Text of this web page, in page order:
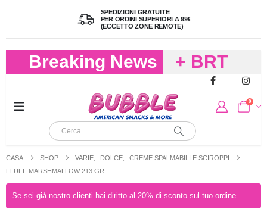
SPEDIZIONI GRATUITE
PER ORDINI SUPERIORI A 99€
(ECCETTO ZONE REMOTE)
Breaking News
+ BRT
FREDDO
PER
0
CASA SHOP VARIE DOLCE
CREME SPALMABILI E SCIROPPI
FLUFF MARSHMALLOW 213 GR
Se sei già nostro clienti hai diritto al 20% di sconto sul tuo ordine